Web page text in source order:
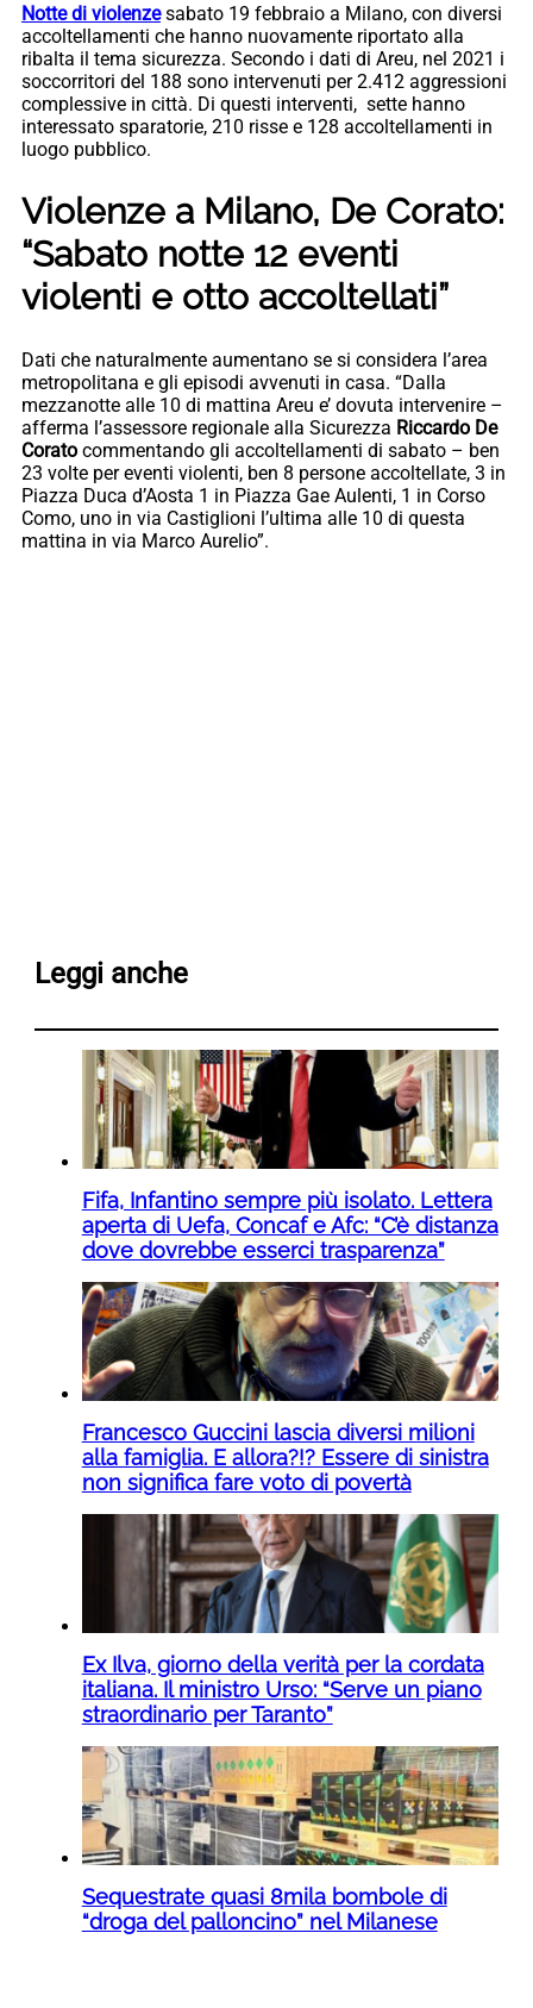
Notte di violenzesabato 19 febbraio a Milano, con diversi
accoltellamenti che hanno nuovamente riportato alla
ribalta il tema sicurezza. Secondo i dati di Areu, nel 2021 i
soccorritori del 188 sono intervenuti per 2.412 aggressioni
complessive in città. Di questi interventi, sette hanno
interessato sparatorie, 210 risse e 128 accoltellamenti in
luogo pubblico.
Violenze a Milano, De Corato:
“Sabato notte 12 eventi
violenti e otto accoltellati”
Dati che naturalmente aumentano se si considera l’area
metropolitana e gli episodi avvenuti in casa. “Dalla
mezzanotte alle 10 di mattina Areu e’ dovuta intervenire –
afferma l’assessore regionale alla Sicurezza Riccardo De
Corato commentando gli accoltellamenti di sabato – ben
23 volte per eventi violenti, ben 8 persone accoltellate, 3 in
Piazza Duca d’Aosta 1 in Piazza Gae Aulenti, 1 in Corso
Como, uno in via Castiglioni l’ultima alle 10 di questa
mattina in via Marco Aurelio”.
Leggi anche
Fifa, Infantino sempre più isolato. Lettera
aperta di Uefa, Concaf e Afc: “C’è distanza
dove dovrebbe esserci trasparenza”
Francesco Guccini lascia diversi milioni
alla famiglia. E allora?!? Essere di sinistra
non significa fare voto di povertà
Ex Ilva, giorno della verità per la cordata
italiana. Il ministro Urso: “Serve un piano
straordinario per Taranto”
Sequestrate quasi 8mila bombole di
“droga del palloncino” nel Milanese